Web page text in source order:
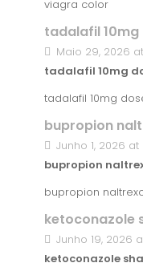
viagra color
tadalafil 10mg
Maio 29, 2026
tadalafil 10mg
tadalafil 10mg
bupropion
Junho 1, 2026 at
bupropion
bupropion
ketoconazole
Junho 19, 2026
ketoconazole